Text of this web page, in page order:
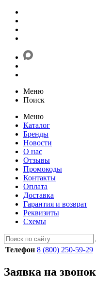
Меню
Поиск
Меню
Каталог
Бренды
Новости
О нас
Отзывы
Промокоды
Контакты
Оплата
Доставка
Гарантия и возврат
Реквизиты
Схемы
Телефон 8 (800) 250-59-29
Заявка на звонок